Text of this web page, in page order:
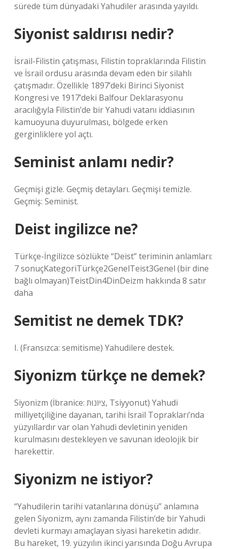
sürede tüm dünyadaki Yahudiler arasında yayıldı.
Siyonist saldırısı nedir?
İsrail-Filistin çatışması, Filistin topraklarında Filistin
ve İsrail ordusu arasında devam eden bir silahlı
çatışmadır. Özellikle 1897’deki Birinci Siyonist
Kongresi ve 1917’deki Balfour Deklarasyonu
aracılığıyla Filistin’de bir Yahudi vatanı iddiasının
kamuoyuna duyurulması, bölgede erken
gerginliklere yol açtı.
Seminist anlamı nedir?
Geçmişi gizle. Geçmiş detayları. Geçmişi temizle.
Geçmiş: Seminist.
Deist ingilizce ne?
Türkçe-İngilizce sözlükte “Deist” teriminin anlamları:
7 sonuçKategoriTürkçe2GenelTeist3Genel (bir dine
bağlı olmayan)TeistDin4DinDeizm hakkında 8 satır
daha
Semitist ne demek TDK?
I. (Fransızca: semitisme) Yahudilere destek.
Siyonizm türkçe ne demek?
Siyonizm (İbranice: צִיּוֹנוּת, Tsiyyonut) Yahudi
milliyetçiliğine dayanan, tarihi İsrail Toprakları’nda
yüzyıllardır var olan Yahudi devletinin yeniden
kurulmasını destekleyen ve savunan ideolojik bir
harekettir.
Siyonizm ne istiyor?
“Yahudilerin tarihi vatanlarına dönüşü” anlamına
gelen Siyonizm, aynı zamanda Filistin’de bir Yahudi
devleti kurmayı amaçlayan siyasi hareketin adıdır.
Bu hareket, 19. yüzyılın ikinci yarısında Doğu Avrupa